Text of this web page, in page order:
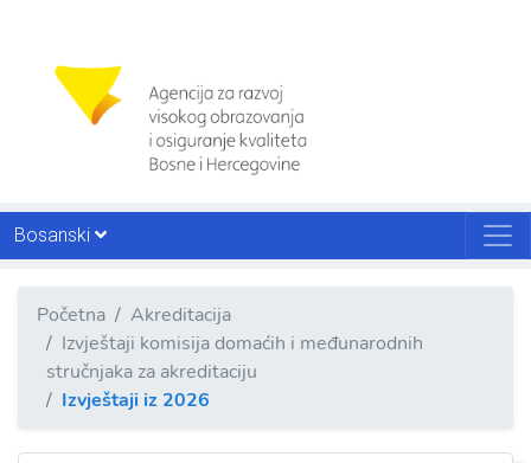
Bosanski
Početna
Akreditacija
Izvještaji komisija domaćih i međunarodnih
stručnjaka za akreditaciju
Izvještaji iz 2026